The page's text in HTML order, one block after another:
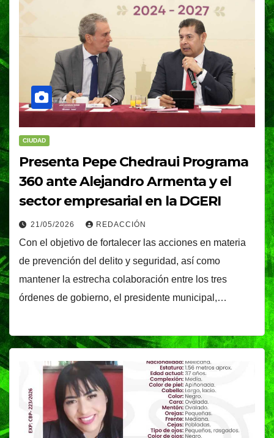
CIUDAD
Presenta Pepe Chedraui Programa
360 ante Alejandro Armenta y el
sector empresarial en la DGERI
21/05/2026 REDACCIÓN
Con el objetivo de fortalecer las acciones en materia
de prevención del delito y seguridad, así como
mantener la estrecha colaboración entre los tres
órdenes de gobierno, el presidente municipal,…